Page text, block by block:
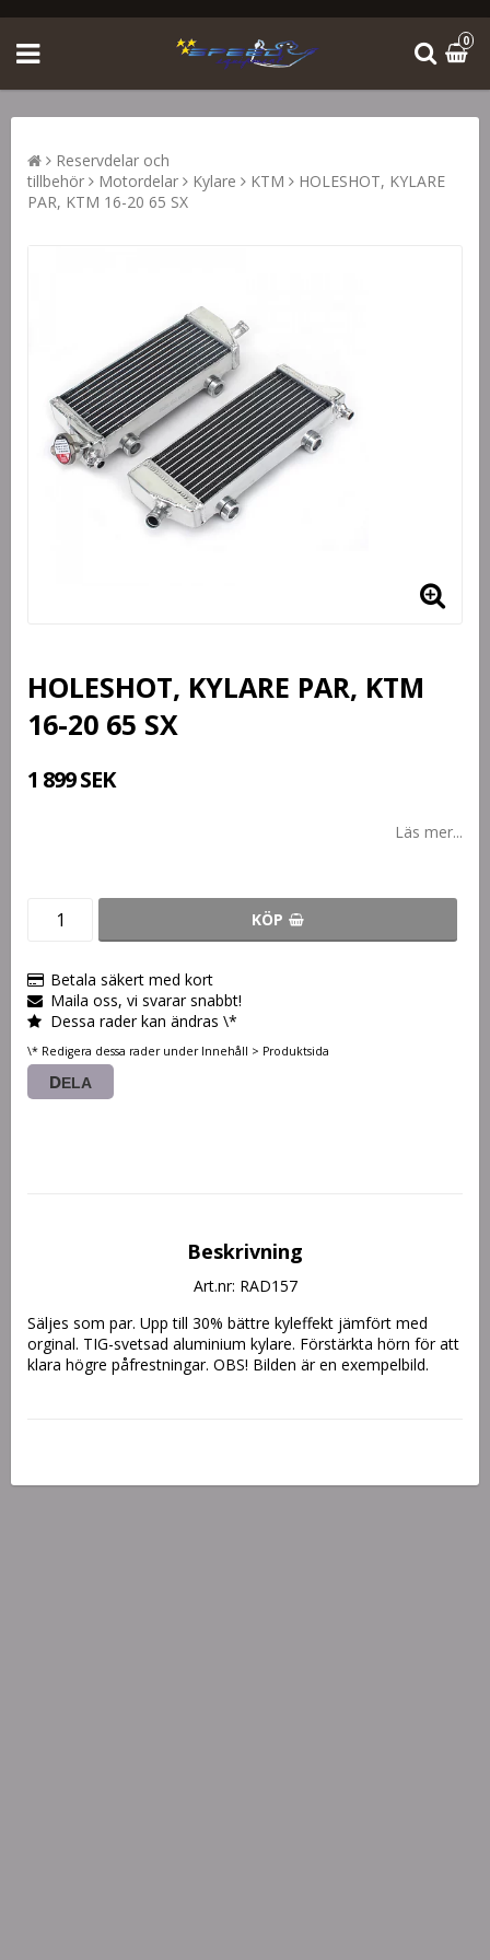
0
Reservdelar och
tillbehör
Motordelar Kylare KTM
HOLESHOT, KYLARE
PAR, KTM 16-20 65 SX
HOLESHOT, KYLARE PAR, KTM
16-20 65 SX
1 899 SEK
Läs mer...
KÖP
Betala säkert med kort
Maila oss, vi svarar snabbt!
Dessa rader kan ändras \*
\* Redigera dessa rader under Innehåll > Produktsida
DELA
Beskrivning
Art.nr: RAD157
Säljes som par. Upp till 30% bättre kyleffekt jämfört med
orginal. TIG-svetsad aluminium kylare. Förstärkta hörn för att
klara högre påfrestningar. OBS! Bilden är en exempelbild.